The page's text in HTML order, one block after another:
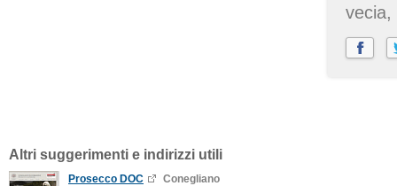
vecia,
Altri suggerimenti e indirizzi utili
Prosecco DOC
Conegliano